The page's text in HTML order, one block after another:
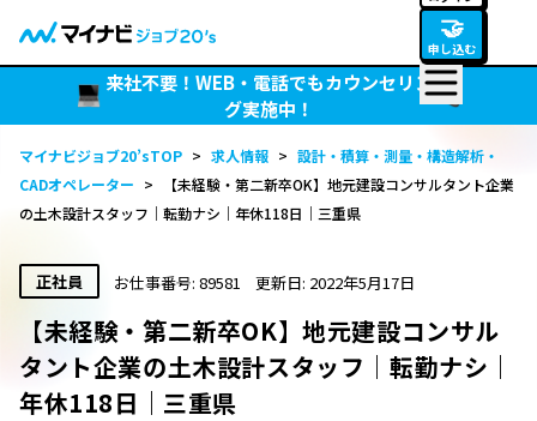
🤝
申し込む
来社不要！WEB・電話でもカウンセリン
グ実施中！
マイナビジョブ20’sTOP > 求人情報 > 設計・積算・測量・構造解析・
CADオペレーター >
【未経験・第二新卒OK】地元建設コンサルタント企業
の土木設計スタッフ｜転勤ナシ｜年休118日｜三重県
正社員 お仕事番号: 89581 更新日: 2022年5月17日
【未経験・第二新卒OK】地元建設コンサル
タント企業の土木設計スタッフ｜転勤ナシ｜
年休118日｜三重県